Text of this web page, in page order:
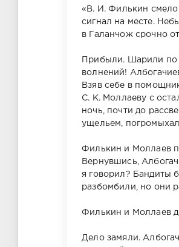
«В. И. Филькин смело
сигнал на месте.
в Галанчож срочно
Прибыли. Шарили по
волнений!
Взяв себе в
С. К. Моллаеву с
ночь, почти до
ущельем,
Филькин и Моллаев
Вернувшись,
я говорил? Бандиты
разбомбили, но они
Филькин и Моллаев
Дело замяли.